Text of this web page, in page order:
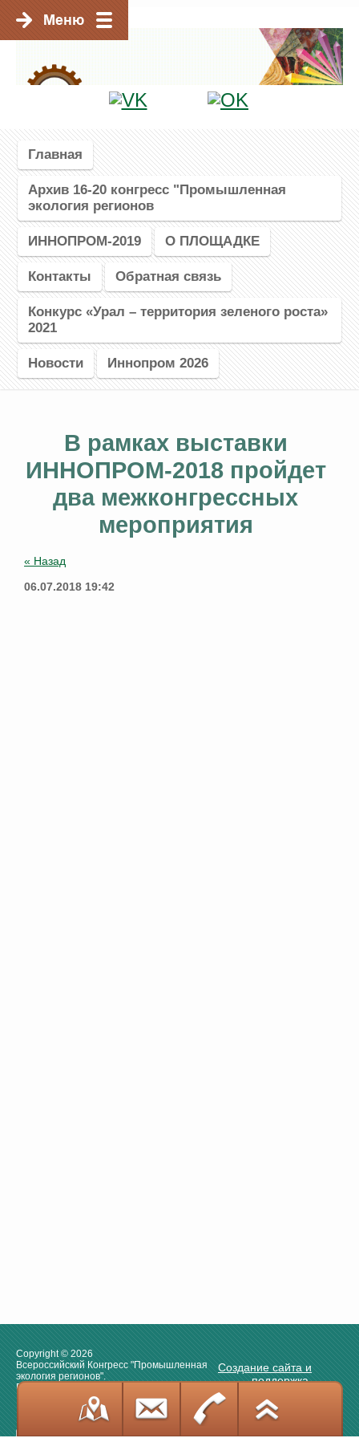
Главная
Архив 16-20 конгресс "Промышленная
экология регионов
ИННОПРОМ-2019 О ПЛОЩАДКЕ
Контакты Обратная связь
Конкурс «Урал – территория зеленого роста»
2021
Новости Иннопром 2026
В рамках выставки
ИННОПРОМ-2018 пройдет
два межконгрессных
мероприятия
« Назад
06.07.2018 19:42
Copyright © 2026
Всероссийский Конгресс "Промышленная
экология регионов".
Площадка прямого диалога.
Создание сайта и
поддержка.